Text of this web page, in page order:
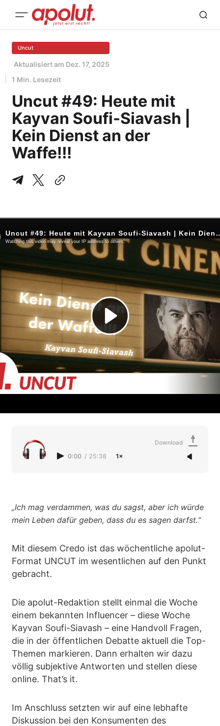
Uncut
Aktualisiert am Dez. 17, 2025
1 Min. Lesezeit
Uncut #49: Heute mit
Kayvan Soufi-Siavash |
Kein Dienst an der
Waffe!!!
0:00 / 25:38 1×
Download
„Ich mag verdammen, was du sagst, aber ich würde
mein Leben dafür geben, dass du es sagen darfst.“
Mit diesem Credo ist das wöchentliche apolut-
Format UNCUT im wesentlichen auf den Punkt
gebracht.
Die apolut-Redaktion stellt einmal die Woche
einem bekannten Influencer – diese Woche
Kayvan Soufi-Siavash – eine Handvoll Fragen,
die in der öffentlichen Debatte aktuell die Top-
Themen markieren. Dann erhalten wir dazu
völlig subjektive Antworten und stellen diese
online. That’s it.
Im Anschluss setzten wir auf eine lebhafte
Diskussion bei den Konsumenten des